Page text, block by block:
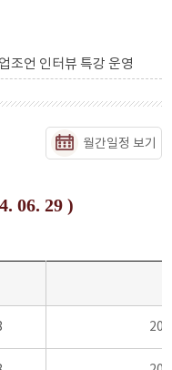
조언 인터뷰 특강 운영
월간일정 보기
06. 29 )